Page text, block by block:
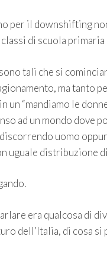
per il downshifting
di scuola
tali che si
ma tanto
un “mandiamo le
ad un mondo dove
uomo
uguale distribuzione
era qualcosa di
dell’Italia, di cosa